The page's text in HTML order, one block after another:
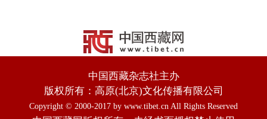
中国西藏杂志社主办
版权所有：高原(北京)文化传播有限公司
Copyright © 2000-2017 by www.tibet.cn All Rights Reserved